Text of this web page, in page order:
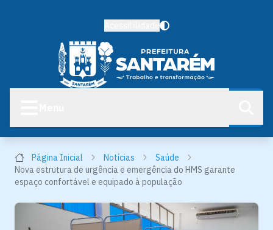
Página Inicial Notícias
Saúde
Nova estrutura de urgência e emergência do HMS garante
espaço confortável e equipado à população